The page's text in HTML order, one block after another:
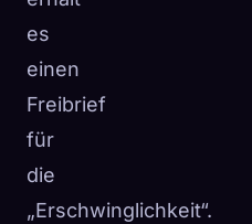
es
einen
Freibrief
für
die
„Erschwinglichkeit“.